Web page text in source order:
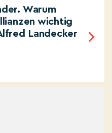
Warum
wichtig
Landecker